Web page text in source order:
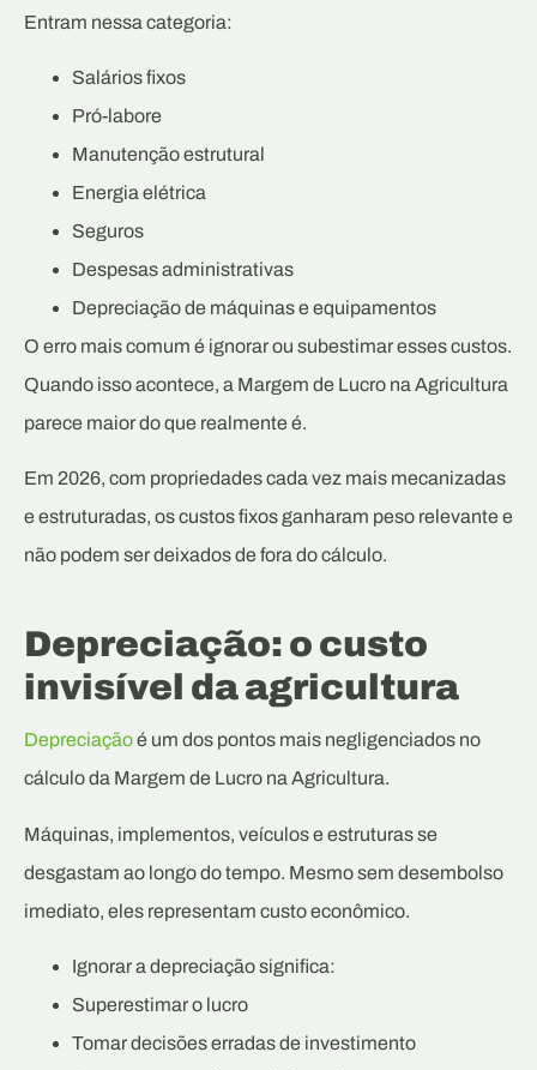
Entram nessa categoria:
Salários fixos
Pró-labore
Manutenção estrutural
Energia elétrica
Seguros
Despesas administrativas
Depreciação de máquinas e equipamentos
O erro mais comum é ignorar ou subestimar esses custos.
Quando isso acontece, a Margem de Lucro na Agricultura
parece maior do que realmente é.
Em 2026, com propriedades cada vez mais mecanizadas
e estruturadas, os custos fixos ganharam peso relevante e
não podem ser deixados de fora do cálculo.
Depreciação: o custo
invisível da agricultura
Depreciaçãoé um dos pontos mais negligenciados no
cálculo da Margem de Lucro na Agricultura.
Máquinas, implementos, veículos e estruturas se
desgastam ao longo do tempo. Mesmo sem desembolso
imediato, eles representam custo econômico.
Ignorar a depreciação significa:
Superestimar o lucro
Tomar decisões erradas de investimento